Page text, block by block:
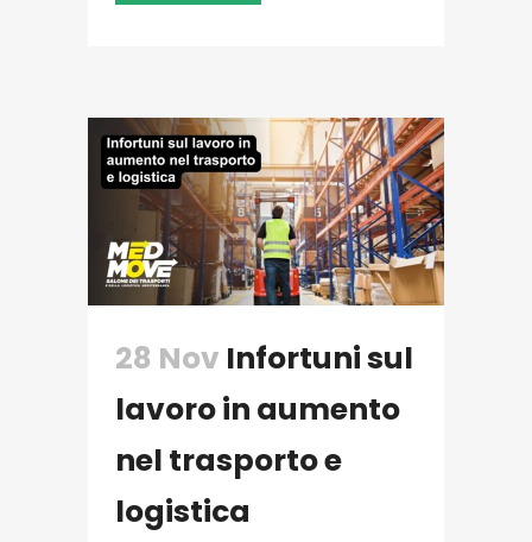
28 Nov Infortuni sul
lavoro in aumento
nel trasporto e
logistica